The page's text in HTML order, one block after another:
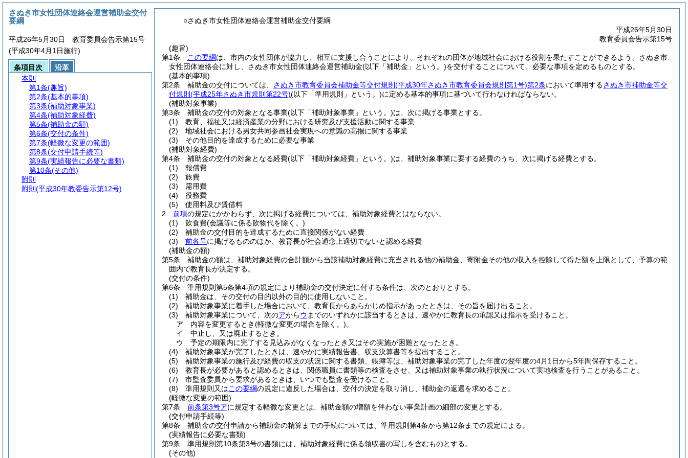
○さぬき市女性団体連絡会運営補助金交付要綱
平成26年5月30日
教育委員会告示第15号
(趣旨)
第1条
この要綱は、市内の女性団体が協力し、相互に支援し合うことにより、それぞれの団体が地域社会における役割を果たすことができるよう、さぬき市
女性団体連絡会に対し、さぬき市女性団体連絡会運営補助金(以下「補助金」という。)を交付することについて、必要な事項を定めるものとする。
(基本的事項)
第2条
補助金の交付については、 さぬき市教育委員会補助金等交付規則 (平成30年さぬき市教育委員会規則第1号)第2条において準用するさぬき市補助金等交
付規則 (平成25年さぬき市規則第22号)(以下「準用規則」という。)に定める基本的事項に基づいて行わなければならない。
(補助対象事業)
第3条
補助金の交付の対象となる事業(以下「補助対象事業」という。)は、次に掲げる事業とする。
(1)
教育、福祉又は経済産業の分野における研究及び支援活動に関する事業
(2)
地域社会における男女共同参画社会実現への意識の高揚に関する事業
(3)
その他目的を達成するために必要な事業
(補助対象経費)
第4条
補助金の交付の対象となる経費(以下「補助対象経費」という。)は、補助対象事業に要する経費のうち、次に掲げる経費とする。
(1)
報償費
(2)
旅費
(3)
需用費
(4)
役務費
(5)
使用料及び賃借料
2
前項の規定にかかわらず、次に掲げる経費については、補助対象経費とはならない。
(1)
飲食費(会議等に係る飲物代を除く。)
(2)
補助金の交付目的を達成するために直接関係がない経費
(3)
前各号に掲げるもののほか、教育長が社会通念上適切でないと認める経費
(補助金の額)
第5条
補助金の額は、補助対象経費の合計額から当該補助対象経費に充当される他の補助金、寄附金その他の収入を控除して得た額を上限として、予算の範
囲内で教育長が決定する。
(交付の条件)
第6条
準用規則第5条第4項の規定により補助金の交付決定に付する条件は、次のとおりとする。
(1)
補助金は、その交付の目的以外の目的に使用しないこと。
(2)
補助対象事業に着手した場合において、教育長からあらかじめ指示があったときは、その旨を届け出ること。
(3)
補助対象事業について、次のアからウ までのいずれかに該当するときは、速やかに教育長の承認又は指示を受けること。
ア
内容を変更するとき(軽微な変更の場合を除く。)。
イ
中止し、又は廃止するとき。
ウ
予定の期限内に完了する見込みがなくなったとき又はその実施が困難となったとき。
(4)
補助対象事業が完了したときは、速やかに実績報告書、収支決算書等を提出すること。
(5)
補助対象事業の施行及び経費の収支の状況に関する書類、帳簿等は、補助対象事業の完了した年度の翌年度の4月1日から5年間保存すること。
(6)
教育長が必要があると認めるときは、関係職員に書類等の検査をさせ、又は補助対象事業の執行状況について実地検査を行うことがあること。
(7)
市監査委員から要求があるときは、いつでも監査を受けること。
(8)
準用規則又はこの要綱の規定に違反した場合は、交付の決定を取り消し、補助金の返還を求めること。
(軽微な変更の範囲)
第7条
前条第3号アに規定する軽微な変更とは、補助金額の増額を伴わない事業計画の細部の変更とする。
(交付申請手続等)
第8条
補助金の交付申請から補助金の精算までの手続については、準用規則第4条から第12条までの規定による。
(実績報告に必要な書類)
第9条
準用規則第10条第3号の書類には、補助対象経費に係る領収書の写しを含むものとする。
(その他)
さぬき市女性団体連絡会運営補助金交付
要綱
平成26年5月30日 教育委員会告示第15号
(平成30年4月1日施行)
条項目次
沿革
本則
第1条(趣旨)
第2条(基本的事項)
第3条(補助対象事業)
第4条(補助対象経費)
第5条(補助金の額)
第6条(交付の条件)
第7条(軽微な変更の範囲)
第8条(交付申請手続等)
第9条(実績報告に必要な書類)
第10条(その他)
附則
附則 (平成30年教委告示第12号)